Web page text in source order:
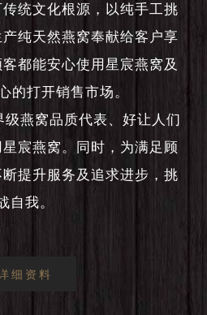
统文化根源，以纯手工挑
纯天然燕窝奉献给客户享
都能安心使用星宸燕窝及
的打开销售市场。
级燕窝品质代表、好让人们
宸燕窝。同时，为满足顾
提升服务及追求进步，挑
自我。
细资料